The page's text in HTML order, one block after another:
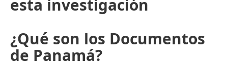
esta investigación
¿Qué son los Documentos
de Panamá?